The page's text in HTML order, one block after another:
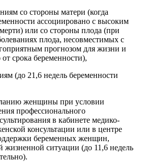
со стороны матери (когда
ассоциировано с высоким
или со стороны плода (при
плода, несовместимых с
прогнозом для жизни и
срока беременности),
(до 21,6 недель беременности
женщины при условии
профессионального
в кабинете медико-
консультации или в центре
беременных женщин,
жизненной ситуации (до 11,6 недель